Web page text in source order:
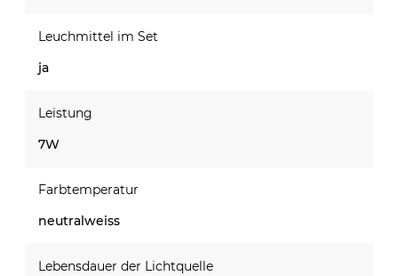
Leuchmittel im Set
ja
Leistung
7W
Farbtemperatur
neutralweiss
Lebensdauer der Lichtquelle